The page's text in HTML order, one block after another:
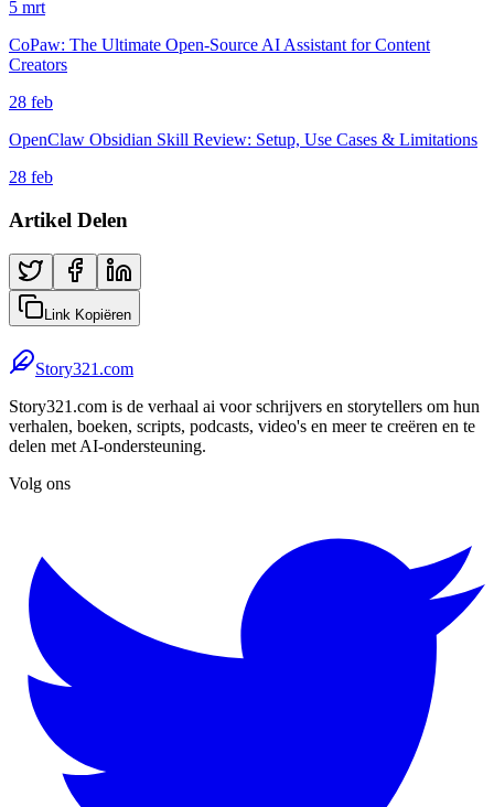
5 mrt
CoPaw: The Ultimate Open-Source AI Assistant for Content
Creators
28 feb
OpenClaw Obsidian Skill Review: Setup, Use Cases & Limitations
28 feb
Artikel Delen
Link Kopiëren
Story321.com
Story321.com is de verhaal ai voor schrijvers en storytellers om hun
verhalen, boeken, scripts, podcasts, video's en meer te creëren en te
delen met AI-ondersteuning.
Volg ons